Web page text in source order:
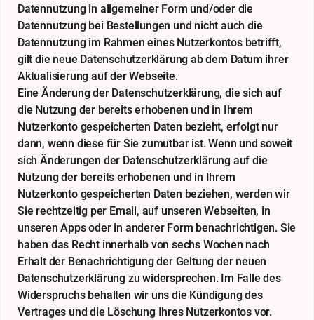
Datennutzung in allgemeiner Form und/oder die
Datennutzung bei Bestellungen und nicht auch die
Datennutzung im Rahmen eines Nutzerkontos betrifft,
gilt die neue Datenschutzerklärung ab dem Datum ihrer
Aktualisierung auf der Webseite.
Eine Änderung der Datenschutzerklärung, die sich auf
die Nutzung der bereits erhobenen und in Ihrem
Nutzerkonto gespeicherten Daten bezieht, erfolgt nur
dann, wenn diese für Sie zumutbar ist. Wenn und soweit
sich Änderungen der Datenschutzerklärung auf die
Nutzung der bereits erhobenen und in Ihrem
Nutzerkonto gespeicherten Daten beziehen, werden wir
Sie rechtzeitig per Email, auf unseren Webseiten, in
unseren Apps oder in anderer Form benachrichtigen. Sie
haben das Recht innerhalb von sechs Wochen nach
Erhalt der Benachrichtigung der Geltung der neuen
Datenschutzerklärung zu widersprechen. Im Falle des
Widerspruchs behalten wir uns die Kündigung des
Vertrages und die Löschung Ihres Nutzerkontos vor.